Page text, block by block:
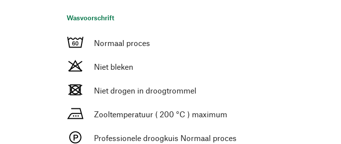
Wasvoorschrift
Normaal proces
Niet bleken
Niet drogen in droogtrommel
Zooltemperatuur ( 200 °C ) maximum
Professionele droogkuis Normaal proces